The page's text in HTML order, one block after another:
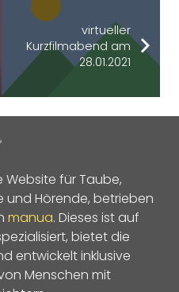
virtueller
Kurzfilmabend am
28.01.2021
für Taube,
und Hörende, betrieben
manua. Dieses ist auf
bietet die
entwickelt inklusive
Menschen mit